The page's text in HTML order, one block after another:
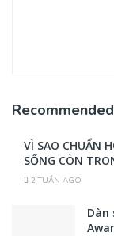
Recommended
VÌ SAO CHUẨN
SỐNG CÒN
2 TUẦN AGO
Dàn